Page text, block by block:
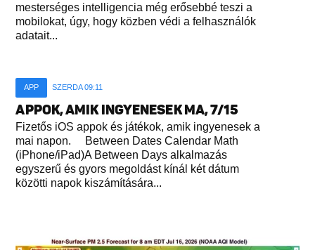
mesterséges intelligencia még erősebbé teszi a
mobilokat, úgy, hogy közben védi a felhasználók
adatait...
APP SZERDA 09:11
APPOK, AMIK INGYENESEK MA, 7/15
Fizetős iOS appok és játékok, amik ingyenesek a
mai napon. Between Dates Calendar Math
(iPhone/iPad)A Between Days alkalmazás
egyszerű és gyors megoldást kínál két dátum
közötti napok kiszámítására...